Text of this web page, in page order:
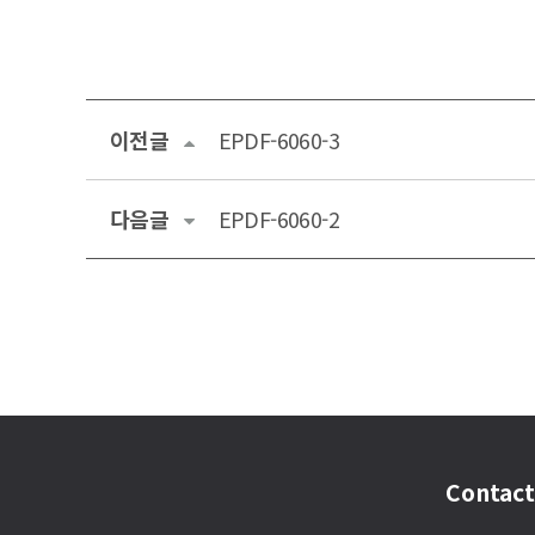
이전글 EPDF-6060-3
다음글 EPDF-6060-2